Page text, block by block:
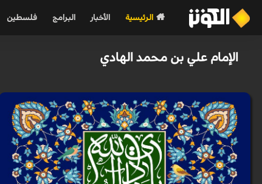
الرئيسية الأخبار البرامج فلسطين
الإمام علي بن محمد الهادي